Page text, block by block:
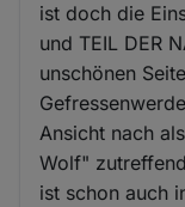
ist doch die
und TEIL DER
unschönen
Ansicht nach
Wolf"
ist schon auch